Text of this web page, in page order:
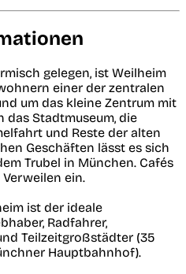
gelegen, ist Weilheim
einer der zentralen
um das kleine Zentrum mit
Stadtmuseum, die
und Reste der alten
Geschäften lässt es sich
Trubel in München. Cafés
ein.
ist der ideale
Radfahrer,
Teilzeitgroßstädter (35
Hauptbahnhof).